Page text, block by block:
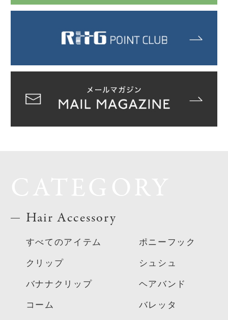
Hair Accessory
すべてのアイテム
クリップ
バナナクリップ
コーム
ポニーフック
シュシュ
ヘアバンド
バレッタ